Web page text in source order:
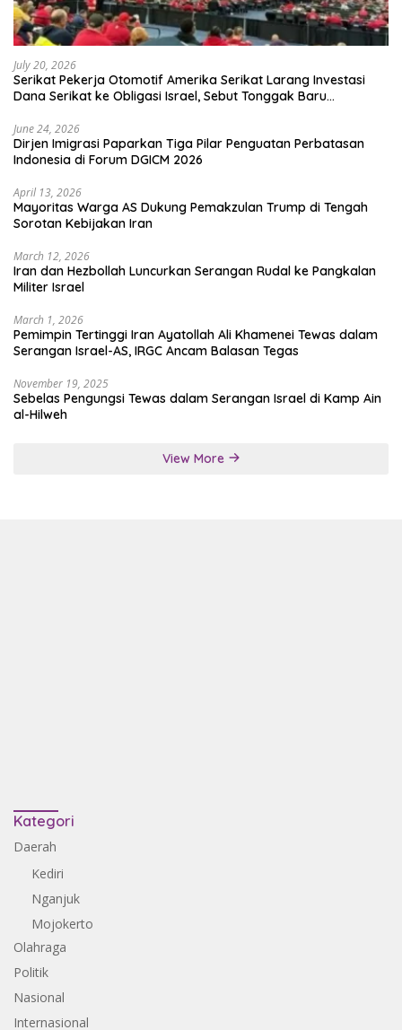
July 20, 2026
Serikat Pekerja Otomotif Amerika Serikat Larang Investasi
Dana Serikat ke Obligasi Israel, Sebut Tonggak Baru
June 24, 2026
Dirjen Imigrasi Paparkan Tiga Pilar Penguatan Perbatasan
Indonesia di Forum DGICM 2026
April 13, 2026
Mayoritas Warga AS Dukung Pemakzulan Trump di Tengah
Sorotan Kebijakan Iran
March 12, 2026
Iran dan Hezbollah Luncurkan Serangan Rudal ke Pangkalan
Militer Israel
March 1, 2026
Pemimpin Tertinggi Iran Ayatollah Ali Khamenei Tewas dalam
Serangan Israel-AS, IRGC Ancam Balasan Tegas
November 19, 2025
Sebelas Pengungsi Tewas dalam Serangan Israel di Kamp Ain
al-Hilweh
View More
Kategori
Daerah
Kediri
Nganjuk
Mojokerto
Olahraga
Politik
Nasional
Internasional